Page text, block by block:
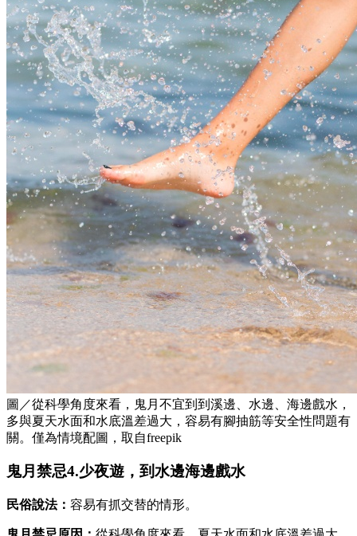
圖／從科學角度來看，鬼月不宜到到溪邊、水邊、海邊戲水，
多與夏天水面和水底溫差過大，容易有腳抽筋等安全性問題有
關。僅為情境配圖，取自freepik
鬼月禁忌4.少夜遊，到水邊海邊戲水
民俗說法： 容易有抓交替的情形。